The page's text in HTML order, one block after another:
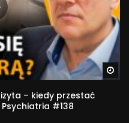
– kiedy przestać
#138